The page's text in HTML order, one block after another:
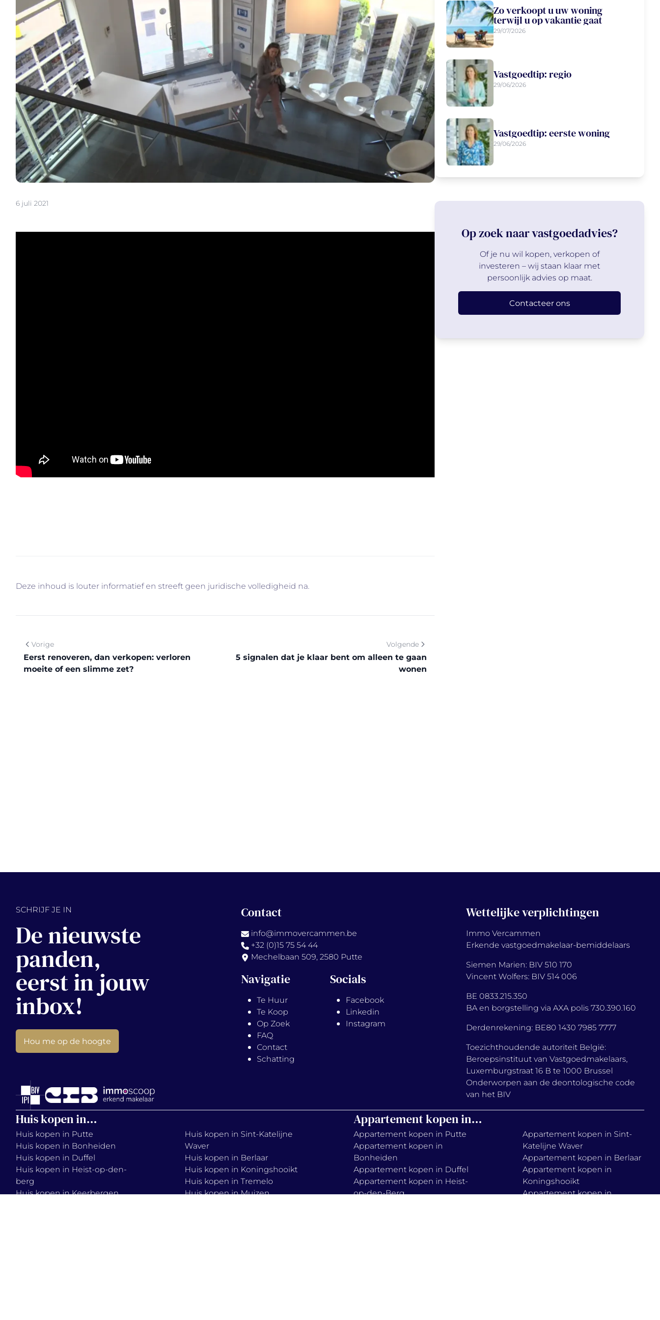
6 juli 2021
Deze inhoud is louter informatief en streeft geen juridische volledigheid na.
Vorige
Eerst renoveren, dan verkopen: verloren
moeite of een slimme zet?
Volgende
5 signalen dat je klaar bent om alleen te gaan
wonen
Zo verkoopt u uw woning
terwijl u op vakantie gaat
29/07/2026
Vastgoedtip: regio
29/06/2026
Vastgoedtip: eerste woning
29/06/2026
Op zoek naar vastgoedadvies?
Of je nu wil kopen, verkopen of
investeren – wij staan klaar met
persoonlijk advies op maat.
Contacteer ons
SCHRIJF JE IN
De nieuwste
panden,
eerst in jouw
inbox!
Hou me op de hoogte
Contact
info@immovercammen.be
+32 (0)15 75 54 44
Mechelbaan 509, 2580 Putte
Navigatie
Te Huur
Te Koop
Op Zoek
FAQ
Contact
Schatting
Socials
Facebook
Linkedin
Instagram
Wettelijke verplichtingen
Immo Vercammen
Erkende vastgoedmakelaar-bemiddelaars
Siemen Marien: BIV 510 170
Vincent Wolfers: BIV 514 006
BE 0833.215.350
BA en borgstelling via AXA polis 730.390.160
Derdenrekening: BE80 1430 7985 7777
Toezichthoudende autoriteit België:
Beroepsinstituut van Vastgoedmakelaars,
Luxemburgstraat 16 B te 1000 Brussel
Onderworpen aan de deontologische code
van het BIV
Huis kopen in… Appartement kopen in…
Huis kopen in Putte
Huis kopen in Bonheiden
Huis kopen in Duffel
Huis kopen in Heist-op-den-
berg
Huis kopen in Keerbergen
Huis kopen in Sint-Katelijne
Waver
Huis kopen in Berlaar
Huis kopen in Koningshooikt
Huis kopen in Tremelo
Huis kopen in Muizen
Appartement kopen in Putte
Appartement kopen in
Bonheiden
Appartement kopen in Duffel
Appartement kopen in Heist-
op-den-Berg
Appartement kopen in Sint-
Katelijne Waver
Appartement kopen in Berlaar
Appartement kopen in
Koningshooikt
Appartement kopen in